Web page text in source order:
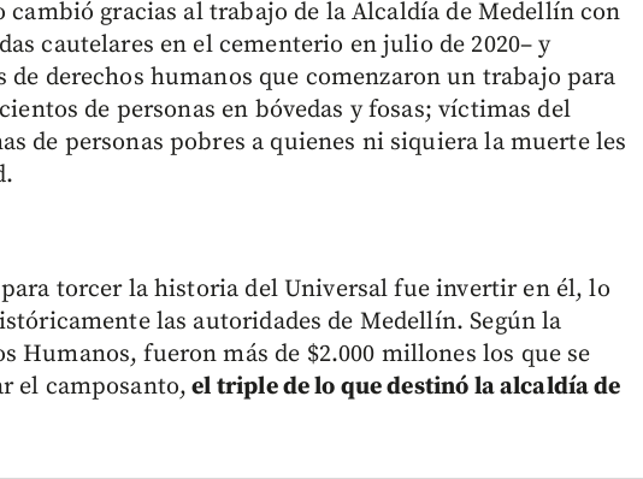
cambió gracias al trabajo de la Alcaldía de Medellín con
cautelares en el cementerio en julio de 2020– y
de derechos humanos que comenzaron un trabajo para
de personas en bóvedas y fosas; víctimas del
de personas pobres a quienes ni siquiera la muerte les
torcer la historia del Universal fue invertir en él, lo
las autoridades de Medellín. Según la
Humanos, fueron más de $2.000 millones los que se
el camposanto,el triple de lo que destinó la alcaldía de